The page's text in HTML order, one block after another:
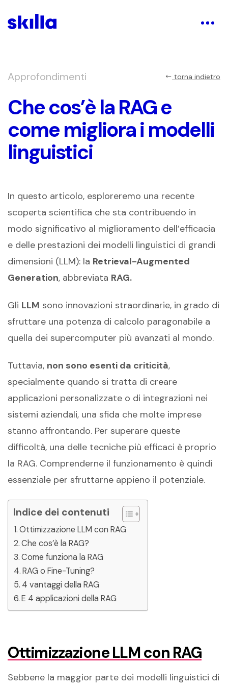
Approfondimenti torna indietro
Che cos’è la RAG e
come migliora i modelli
linguistici
In questo articolo, esploreremo una recente
scoperta scientifica che sta contribuendo in
modo significativo al miglioramento dell’efficacia
e delle prestazioni dei modelli linguistici di grandi
dimensioni (LLM): la Retrieval-Augmented
Generation, abbreviata RAG.
Gli LLM sono innovazioni straordinarie, in grado di
sfruttare una potenza di calcolo paragonabile a
quella dei supercomputer più avanzati al mondo.
Tuttavia, non sono esenti da criticità,
specialmente quando si tratta di creare
applicazioni personalizzate o di integrazioni nei
sistemi aziendali, una sfida che molte imprese
stanno affrontando. Per superare queste
difficoltà, una delle tecniche più efficaci è proprio
la RAG. Comprenderne il funzionamento è quindi
essenziale per sfruttarne appieno il potenziale.
Indice dei contenuti
Ottimizzazione LLM con RAG
Che cos’è la RAG?
Come funziona la RAG
RAG o Fine-Tuning?
4 vantaggi della RAG
E 4 applicazioni della RAG
Ottimizzazione LLM con RAG
Sebbene la maggior parte dei modelli linguistici di